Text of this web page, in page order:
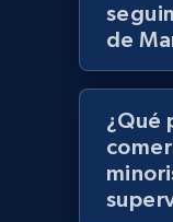
URL, Domain,
Model
more.
991+
de
¿Qué